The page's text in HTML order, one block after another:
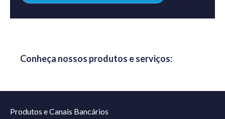
Conheça nossos produtos e serviços:
Produtos e Canais Bancários